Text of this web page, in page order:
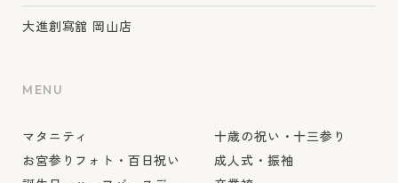
大進創寫舘 岡山店
MENU
マタニティ
お宮参りフォト・百日祝い
十歳の祝い・十三参り
成人式・振袖